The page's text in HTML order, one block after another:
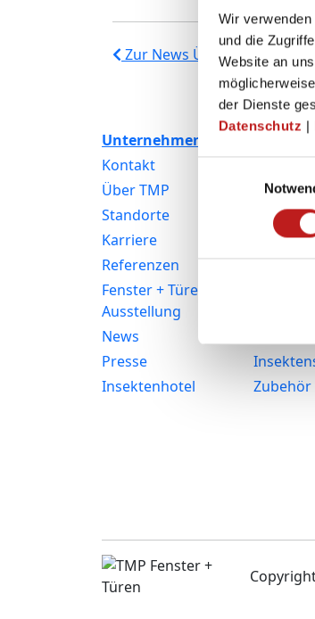
Wir
und die
Website an
der Dienste
Datenschutz |
Zur News Übersicht
Unternehmen
Kontakt
Über TMP
Standorte
Karriere
Referenzen
Fenster + Türen
Ausstellung
News
Presse
Insektenhotel
Produkte
Balkon-
Zubehör